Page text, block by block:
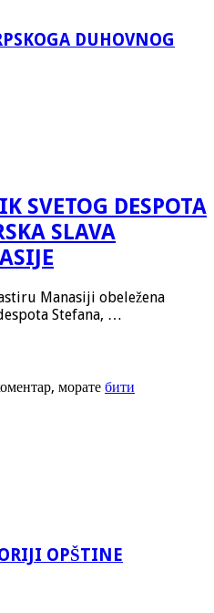
DUHOVNOG
SVETOG DESPOTA
SLAVA
Manasiji obeležena
Stefana, …
морате бити
OPŠTINE